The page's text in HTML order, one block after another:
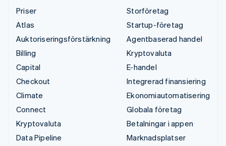
Priser
Atlas
Auktoriseringsförstärkning
Billing
Capital
Checkout
Climate
Connect
Kryptovaluta
Data Pipeline
Storföretag
Startup-företag
Agentbaserad handel
Kryptovaluta
E-handel
Integrerad finansiering
Ekonomiautomatisering
Globala företag
Betalningar i appen
Marknadsplatser